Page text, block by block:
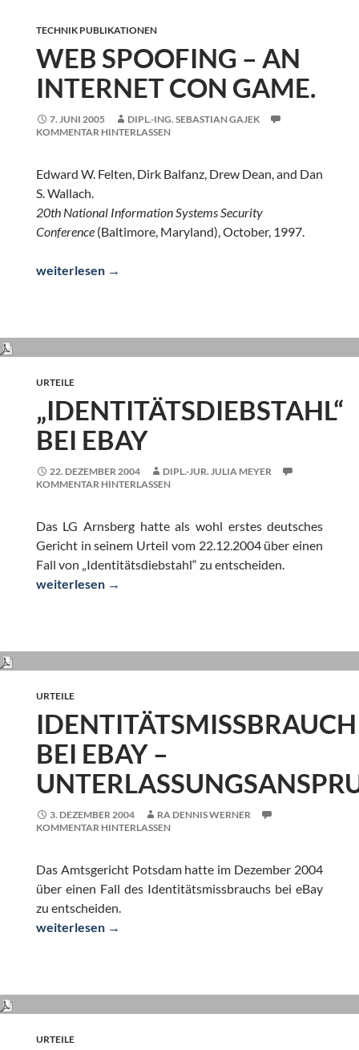
TECHNIK PUBLIKATIONEN
WEB SPOOFING – AN
INTERNET CON GAME.
7. JUNI 2005
DIPL.-ING. SEBASTIAN GAJEK
KOMMENTAR HINTERLASSEN
Edward W. Felten, Dirk Balfanz, Drew Dean, and Dan
S. Wallach.
20th National Information Systems Security
Conference(Baltimore, Maryland), October, 1997.
Web Spoofing – An Internet Con Game.
weiterlesen →
URTEILE
„IDENTITÄTSDIEBSTAHL“
BEI EBAY
22. DEZEMBER 2004
DIPL.-JUR. JULIA MEYER
KOMMENTAR HINTERLASSEN
Das LG Arnsberg hatte als wohl erstes deutsches
Gericht in seinem Urteil vom 22.12.2004 über einen
Fall von „Identitätsdiebstahl“ zu entscheiden.
„Identitätsdiebstahl“ bei eBay
weiterlesen →
URTEILE
IDENTITÄTSMISSBRAUCH
BEI EBAY –
3. DEZEMBER 2004
RA DENNIS WERNER
KOMMENTAR HINTERLASSEN
Das Amtsgericht Potsdam hatte im Dezember 2004
über einen Fall des Identitätsmissbrauchs bei eBay
zu entscheiden.
Identitätsmissbrauch bei eBay – Unterlassungsanspruch
weiterlesen →
URTEILE